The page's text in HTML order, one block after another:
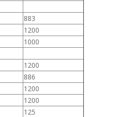
883
1200
1000
1200
886
1200
1200
125